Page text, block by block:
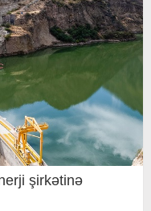
şirkətinə